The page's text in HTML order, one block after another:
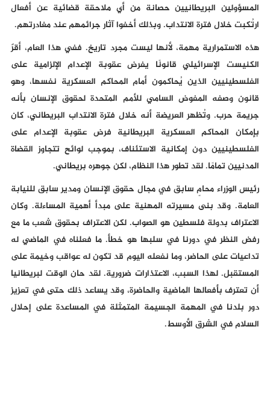
المسؤولين البريطانيين حصانة من أي ملاحقة قضائية عن أفعال
ارتُكبت خلال فترة الانتداب. وبذلك أخفوا آثار جرائمهم عند مغادرتهم.
هذه الاستمرارية مهمة، لأنها ليست مجرد تاريخ. ففي هذا العام، أقرّ
الكنيست الإسرائيلي قانونًا يفرض عقوبة الإعدام الإلزامية على
الفلسطينيين الذين يُحاكمون أمام المحاكم العسكرية نفسها، وهو
قانون وصفه المفوض السامي للأمم المتحدة لحقوق الإنسان بأنه
جريمة حرب. وتُظهر العريضة أنه خلال فترة الانتداب البريطاني، كان
بإمكان المحاكم العسكرية البريطانية فرض عقوبة الإعدام على
الفلسطينيين دون إمكانية الاستئناف، بموجب لوائح تتجاوز القضاة
المدنيين تمامًا. لقد تطور هذا النظام، لكن جوهره بريطاني.
رئيس الوزراء محامٍ سابق في مجال حقوق الإنسان ومدير سابق للنيابة
العامة. وقد بنى مسيرته المهنية على مبدأ أهمية المساءلة. وكان
الاعتراف بدولة فلسطين هو الصواب. لكن الاعتراف بحقوق شعب ما مع
رفض النظر في دورنا في سلبها هو خطأ. ما فعلناه في الماضي له
تداعيات على الحاضر، وما نفعله اليوم قد تكون له عواقب وخيمة على
المستقبل. لهذا السبب، الاعتذارات ضرورية. لقد حان الوقت لبريطانيا
أن تعترف بأفعالها الماضية والحاضرة، وقد يساعد ذلك حتى في تعزيز
دور بلدنا في المهمة الجسيمة المتمثلة في المساعدة على إحلال
السلام في الشرق الأوسط.